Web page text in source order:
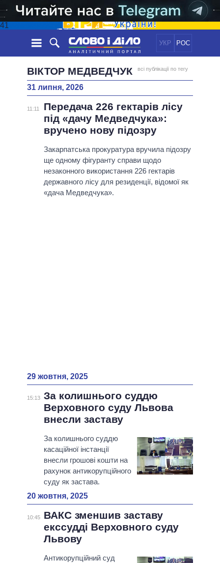
41
УКР РОС
НОВИНИ
СТРІЧКА
ПОДІЇ
СТАТТІ
ДУМКИ
ОГЛЯДИ
ДАЙДЖЕСТИ
ЕКОНОМІКА
СУСПІЛЬСТВО
СВІТ
ПОЛIТИКИ
УСІ ПОЛІТИКИ
ПРЕЗИДЕНТ І ОФІС
ВЕРХОВНА РАДА
КАБІНЕТ МІНІСТРІВ
ГОЛОВИ ОБЛАДМІНІСТРАЦІЙ
ІНФОГРАФІКА
ВІДЕО
ПІДТРИМАТИ
ПОРІВНЯННЯ ПОЛІТИКІВ
ВІКТОР МЕДВЕДЧУК всі публікації по тегу
31 липня, 2026
11:11
Передача 226 гектарів лісу
під «дачу Медведчука»:
вручено нову підозру
Закарпатська прокуратура вручила підозру
ще одному фігуранту справи щодо
незаконного використання 226 гектарів
державного лісу для резиденції, відомої як
«дача Медведчука».
29 жовтня, 2025
15:13 За колишнього суддю
Верховного суду Львова
внесли заставу
За колишнього суддю
касаційної інстанції
внесли грошові кошти на
рахунок антикорупційного
суду як застава.
20 жовтня, 2025
10:45
ВАКС зменшив заставу
екссудді Верховного суду
Львову
Антикорупційний суд